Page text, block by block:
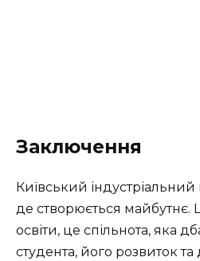
Заключення
Київський
де створюється майбутнє.
освіти, це спільнота, яка
студента, його розвиток